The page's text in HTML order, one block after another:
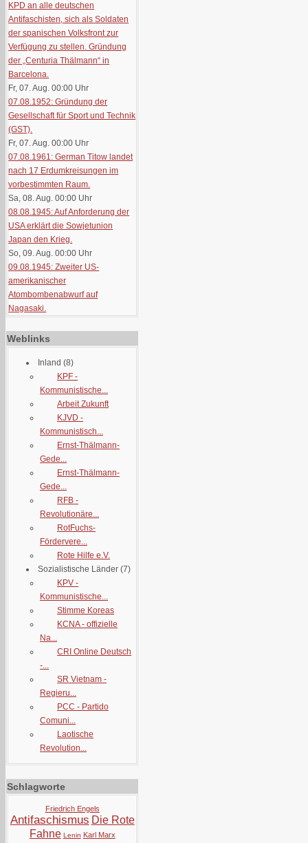
KPD an alle deutschen
Antifaschisten, sich als Soldaten
der spanischen Volksfront zur
Verfügung zu stellen. Gründung
der „Centuria Thälmann“ in
Barcelona.
Fr, 07. Aug. 00:00 Uhr
07.08.1952: Gründung der
Gesellschaft für Sport und Technik
(GST).
Fr, 07. Aug. 00:00 Uhr
07.08.1961: German Titow landet
nach 17 Erdumkreisungen im
vorbestimmten Raum.
Sa, 08. Aug. 00:00 Uhr
08.08.1945: Auf Anforderung der
USA erklärt die Sowjetunion
Japan den Krieg.
So, 09. Aug. 00:00 Uhr
09.08.1945: Zweiter US-
amerikanischer
Atombombenabwurf auf
Nagasaki.
Weblinks
Inland (8)
KPF -
Kommunistische...
Arbeit Zukunft
KJVD -
Kommunistisch...
Ernst-Thälmann-
Gede...
Ernst-Thälmann-
Gede...
RFB -
Revolutionäre...
RotFuchs-
Fördervere...
Rote Hilfe e.V.
Sozialistische Länder (7)
KPV -
Kommunistische...
Stimme Koreas
KCNA - offizielle
Na...
CRI Online Deutsch
-...
SR Vietnam -
Regieru...
PCC - Partido
Comuni...
Laotische
Revolution...
Schlagworte
Friedrich Engels
Antifaschismus Die Rote
Fahne Lenin Karl Marx